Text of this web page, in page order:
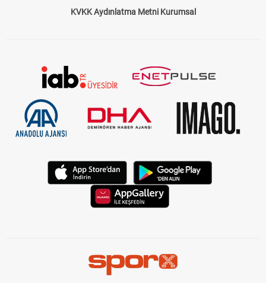
KVKK Aydınlatma Metni Kurumsal